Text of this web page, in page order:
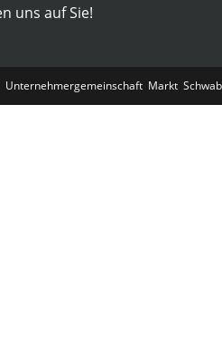
uns auf Sie!
Markt